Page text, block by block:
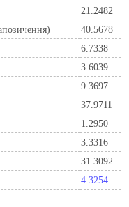
21.2482
40.5678
6.7338
3.6039
9.3697
37.9711
1.2950
3.3316
31.3092
4.3254